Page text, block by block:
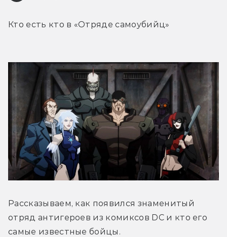
Кто есть кто в «Отряде самоубийц»
Рассказываем, как появился знаменитый
отряд антигероев из комиксов DC и кто его
самые известные бойцы.